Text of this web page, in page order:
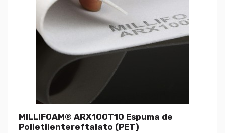
MILLIFOAM® ARX100T10 Espuma de
Polietilentereftalato (PET)